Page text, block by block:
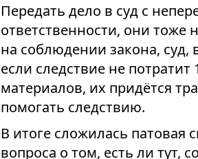
Передать дело в суд с
ответственности, они тоже
на соблюдении закона, суд,
если следствие не
материалов, их придётся
помогать следствию.
В итоге сложилась
вопроса о том, есть ли тут,